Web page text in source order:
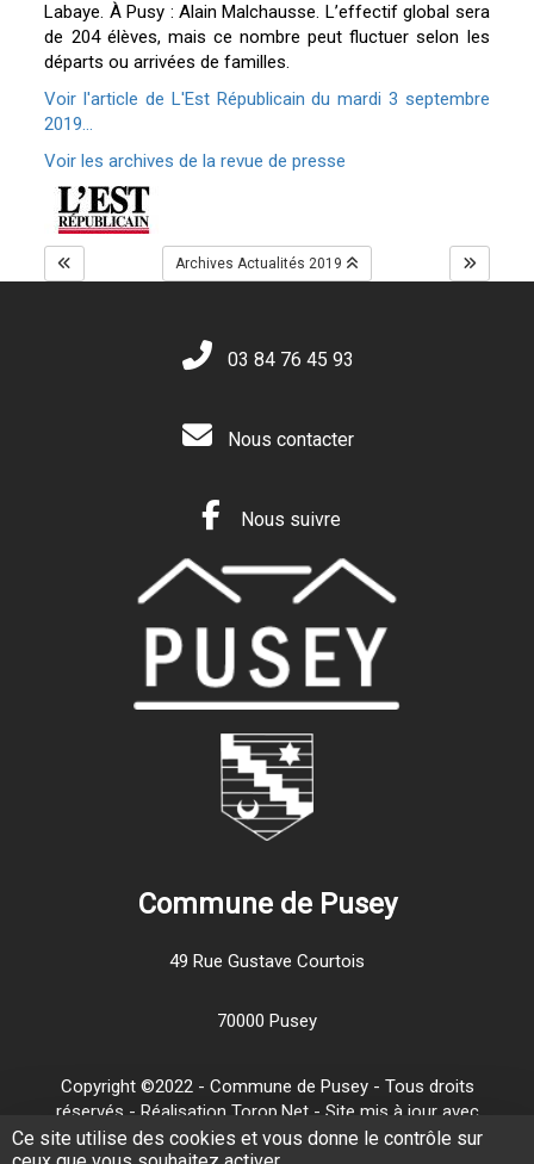
Labaye. À Pusy : Alain Malchausse. L’effectif global sera
de 204 élèves, mais ce nombre peut fluctuer selon les
départs ou arrivées de familles.
Voir l'article de L'Est Républicain du mardi 3 septembre
2019...
Voir les archives de la revue de presse
Archives Actualités 2019
03 84 76 45 93
Nous contacter
Nous suivre
Commune de Pusey
49 Rue Gustave Courtois
70000 Pusey
Copyright ©2022 - Commune de Pusey - Tous droits
réservés - Réalisation Torop.Net - Site mis à jour avec
wsb-Mentions légales- Traitement de vos données
Ce site utilise des cookies et vous donne le contrôle sur